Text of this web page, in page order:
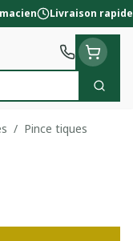
Livraison rapide
/ Pince tiques